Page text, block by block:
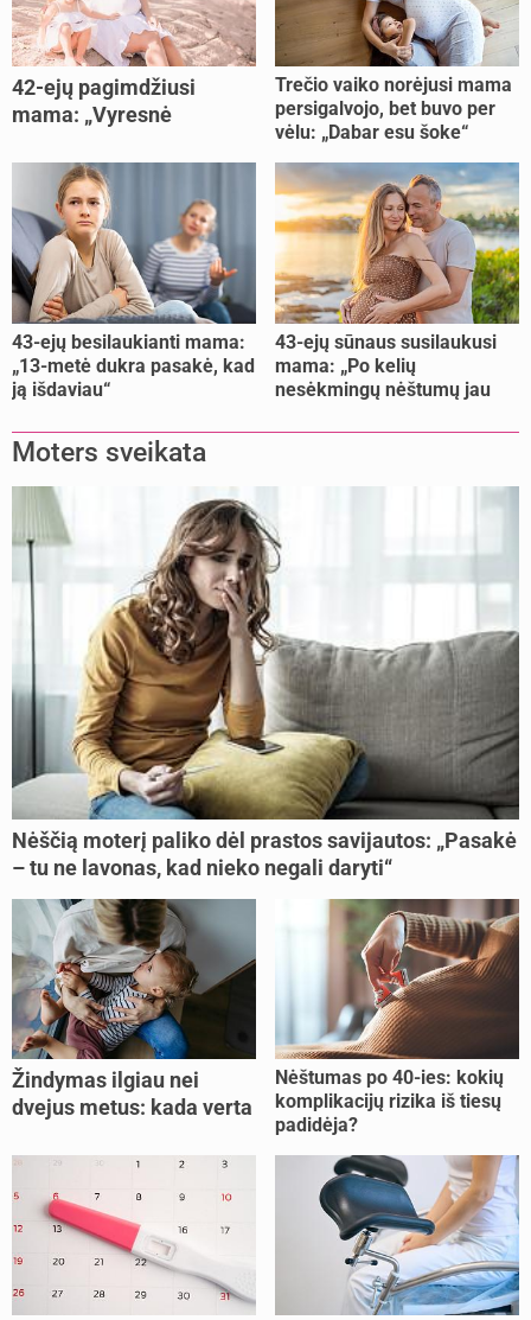
42-ejų pagimdžiusi
mama: „Vyresnė
lengviau“
Trečio vaiko norėjusi mama
persigalvojo, bet buvo per
vėlu: „Dabar esu šoke“
43-ejų besilaukianti mama:
„13-metė dukra pasakė, kad
ją išdaviau“
43-ejų sūnaus susilaukusi
mama: „Po kelių
nesėkmingų nėštumų jau
Moters sveikata
Nėščią moterį paliko dėl prastos savijautos: „Pasakė
– tu ne lavonas, kad nieko negali daryti“
Žindymas ilgiau nei
dvejus metus: kada verta
nujunkyti?
Nėštumas po 40-ies: kokių
komplikacijų rizika iš tiesų
padidėja?